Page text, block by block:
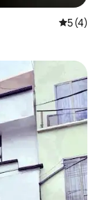
5 de
5 (4)